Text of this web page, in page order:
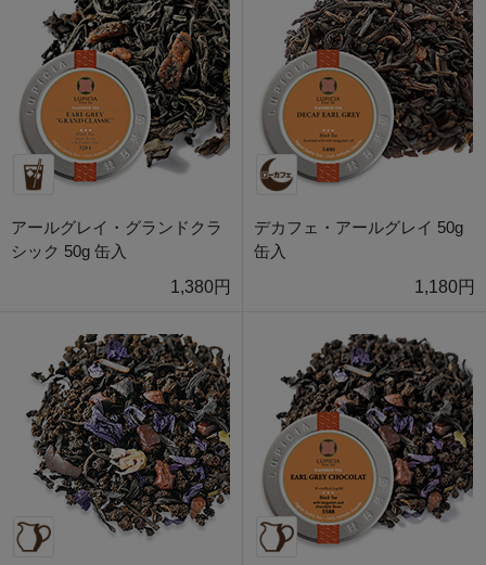
アールグレイ・グランドクラ
シック 50g 缶入
1,380円
デカフェ・アールグレイ 50g
缶入
1,180円